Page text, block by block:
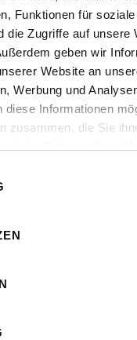
Funktionen für
die Zugriffe auf unsere
geben wir
Website an
Werbung und
diese Informationen
zusammen, die Sie